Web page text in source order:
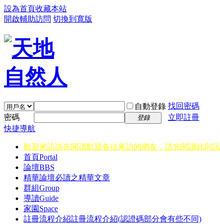
設為首頁收藏本站
開啟輔助訪問 切換到寬版
自動登錄 找回密碼
密碼
登錄
立即註冊
快捷導航
歡迎來訪請先閱讀歡迎各位來訪的網友，請先閱讀此則
首頁Portal
論壇BBS
精華論壇必讀之精華文章
群組Group
導讀Guide
家園 Space
註冊流程介紹註冊流程介紹(認證碼部分會有些不同)